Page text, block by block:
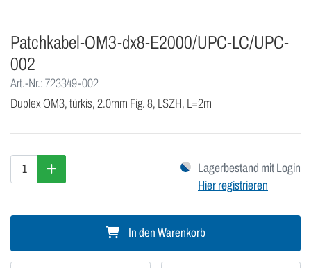
Patchkabel-OM3-dx8-E2000/UPC-LC/UPC-
002
Art.-Nr.: 723349-002
Duplex OM3, türkis, 2.0mm Fig. 8, LSZH, L=2m
Lagerbestand mit Login
Hier registrieren
In den Warenkorb